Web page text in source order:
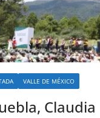
VALLE DE MÉXICO
Claudia